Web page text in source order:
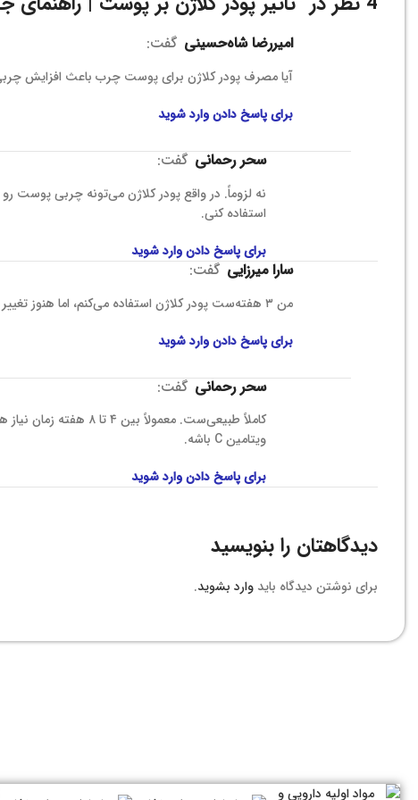
امیررضا شاه‌حسینی گفت:
آیا مصرف پودر کلاژن برای پوست چرب باعث افزایش
برای پاسخ دادن وارد شوید
سحر رحمانی گفت:
نه لزوماً. در واقع پودر کلاژن می‌تونه چربی پوست
استفاده کنی.
برای پاسخ دادن وارد شوید
سارا میرزایی گفت:
من ۳ هفته‌ست پودر کلاژن استفاده می‌کنم، اما هنوز تغییر محسوسی ندیدم. طبیعیه؟
برای پاسخ دادن وارد شوید
سحر رحمانی گفت:
کاملاً طبیعی‌ست.
ویتامین C باشه.
برای پاسخ دادن وارد شوید
دیدگاهتان را بنویسید
برای نوشتن دیدگاه باید وارد بشوید.